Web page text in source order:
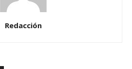
Redacción